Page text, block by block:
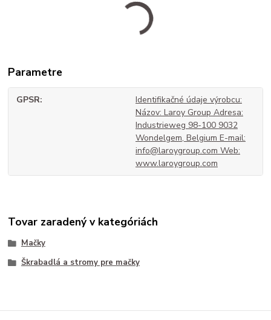
Parametre
GPSR
Identifikačné údaje výrobcu:
Názov: Laroy Group Adresa:
Industrieweg 98-100 9032
Wondelgem, Belgium E-mail:
info@laroygroup.com Web:
www.laroygroup.com
Tovar zaradený v kategóriách
Mačky
Škrabadlá a stromy pre mačky